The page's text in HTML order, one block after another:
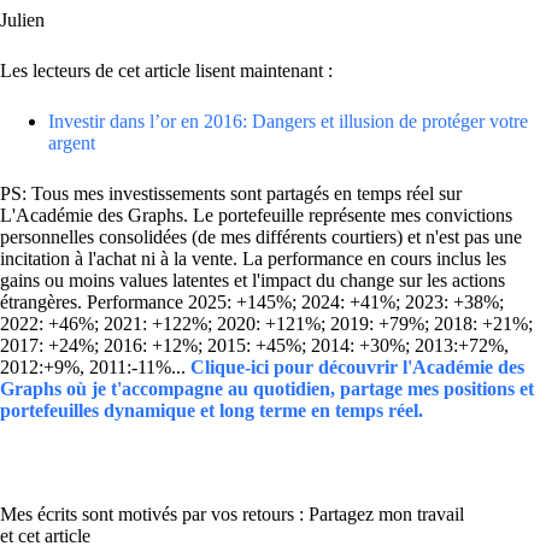
Julien
Les lecteurs de cet article lisent maintenant :
Investir dans l’or en 2016: Dangers et illusion de protéger votre
argent
PS: Tous mes investissements sont partagés en temps réel sur
L'Académie des Graphs. Le portefeuille représente mes convictions
personnelles consolidées (de mes différents courtiers) et n'est pas une
incitation à l'achat ni à la vente. La performance en cours inclus les
gains ou moins values latentes et l'impact du change sur les actions
étrangères. Performance 2025: +145%; 2024: +41%; 2023: +38%;
2022: +46%; 2021: +122%; 2020: +121%; 2019: +79%; 2018: +21%;
2017: +24%; 2016: +12%; 2015: +45%; 2014: +30%; 2013:+72%,
2012:+9%, 2011:-11%... Clique-ici pour découvrir l'Académie des
Graphs où je t'accompagne au quotidien, partage mes positions et
portefeuilles dynamique et long terme en temps réel.
Mes écrits sont motivés par vos retours : Partagez mon travail
et cet article